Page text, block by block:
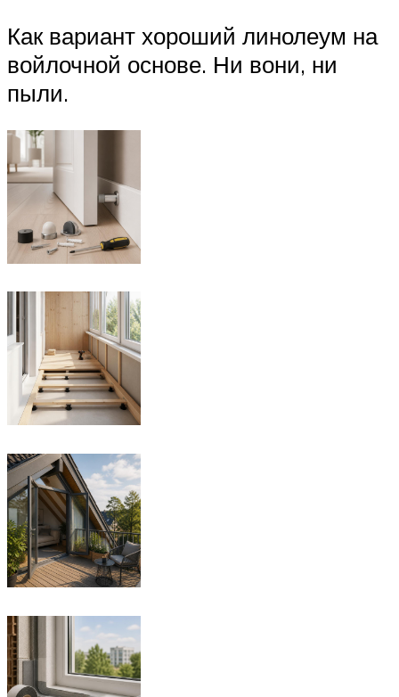
Как вариант хороший линолеум на
войлочной основе. Ни вони, ни
пыли.